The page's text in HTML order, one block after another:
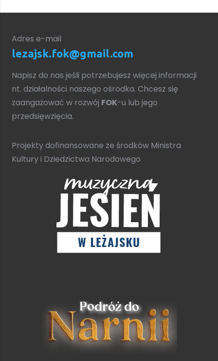
Adres e-mail
lezajsk.fok@gmail.com
Napisz do nas jeśli potrzebujesz więcej informacji
nt. działalności naszego ośrodka. Chcesz się
zaangażować w rozwój FOK-u lub jego
przedsięwzięcia.
Projekty dofinansowane ze środków Ministra
Kultury i Dziedzictwa Narodowego